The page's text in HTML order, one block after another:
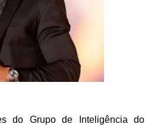
do Grupo de Inteligência do